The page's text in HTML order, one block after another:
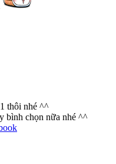
thôi nhé ^^
bình chọn nữa nhé ^^